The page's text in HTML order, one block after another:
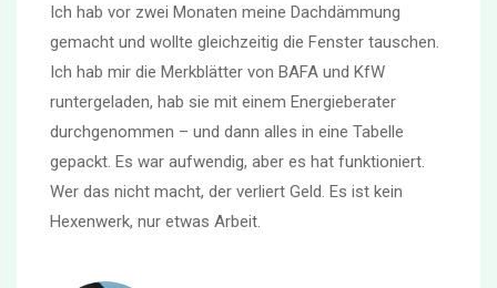
Ich hab vor zwei Monaten meine Dachdämmung
gemacht und wollte gleichzeitig die Fenster tauschen.
Ich hab mir die Merkblätter von BAFA und KfW
runtergeladen, hab sie mit einem Energieberater
durchgenommen – und dann alles in eine Tabelle
gepackt. Es war aufwendig, aber es hat funktioniert.
Wer das nicht macht, der verliert Geld. Es ist kein
Hexenwerk, nur etwas Arbeit.